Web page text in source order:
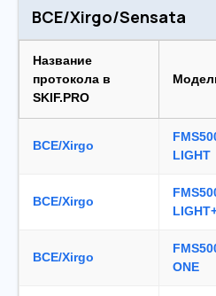
BCE/Xirgo/Sensata
Название
протокола в
SKIF.PRO
BCE/Xirgo
LIGHT
BCE/Xirgo
BCE/Xirgo
ONE